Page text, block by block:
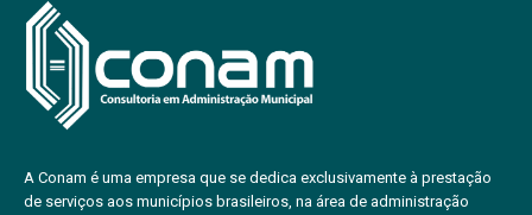
A Conam é uma empresa que se dedica exclusivamente à prestação
de serviços aos municípios brasileiros, na área de administração